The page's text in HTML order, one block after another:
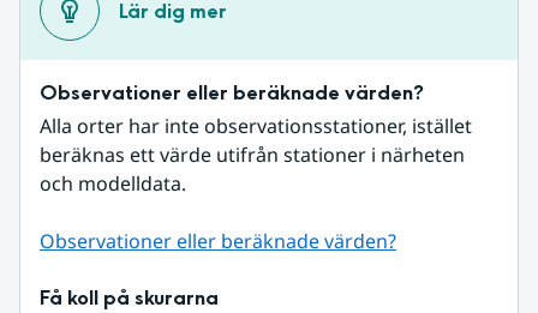
Lär dig mer
Observationer eller beräknade värden?
Alla orter har inte observationsstationer, istället
beräknas ett värde utifrån stationer i närheten
och modelldata.
Observationer eller beräknade värden?
Få koll på skurarna